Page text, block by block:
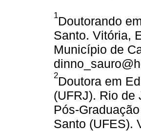
1Doutorando
Santo. Vitória,
Município de
2Doutora em
(UFRJ). Rio de
Pós-
Santo (UFES).